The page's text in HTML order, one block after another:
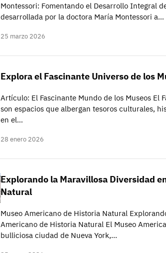
Montessori: Fomentando el Desarrollo Integral
desarrollada por la doctora María Montessori a…
25 marzo 2026
Explora el Fascinante Universo de los
Artículo: El Fascinante Mundo de los Museos El
son espacios que albergan tesoros culturales,
en el…
28 enero 2026
Explorando la Maravillosa Diversidad
Natural
Museo Americano de Historia Natural
Americano de Historia Natural El Museo
bulliciosa ciudad de Nueva York,…